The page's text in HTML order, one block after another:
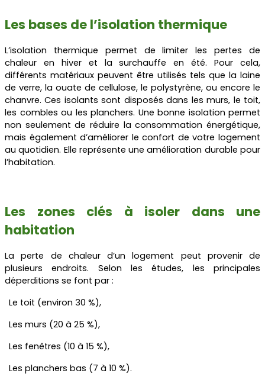
Les bases de l’isolation thermique
L’isolation thermique permet de limiter les pertes de
chaleur en hiver et la surchauffe en été. Pour cela,
différents matériaux peuvent être utilisés tels que la laine
de verre, la ouate de cellulose, le polystyrène, ou encore le
chanvre. Ces isolants sont disposés dans les murs, le toit,
les combles ou les planchers. Une bonne isolation permet
non seulement de réduire la consommation énergétique,
mais également d’améliorer le confort de votre logement
au quotidien. Elle représente une amélioration durable pour
l’habitation.
Les zones clés à isoler dans une
habitation
La perte de chaleur d’un logement peut provenir de
plusieurs endroits. Selon les études, les principales
déperditions se font par :
Le toit (environ 30 %),
Les murs (20 à 25 %),
Les fenêtres (10 à 15 %),
Les planchers bas (7 à 10 %).